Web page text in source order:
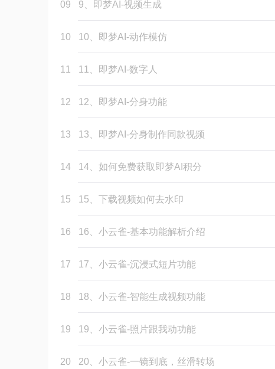
09 9、即梦AI-视频生成
10 10、即梦AI-动作模仿
11 11、即梦AI-数字人
12 12、即梦AI-分身功能
13 13、即梦AI-分身制作同款视频
14 14、如何免费获取即梦AI积分
15 15、下载视频如何去水印
16 16、小云雀-基本功能解析介绍
17 17、小云雀-沉浸式短片功能
18 18、小云雀-智能生成视频功能
19 19、小云雀-照片跟我动功能
20 20、小云雀-一镜到底，丝滑转场